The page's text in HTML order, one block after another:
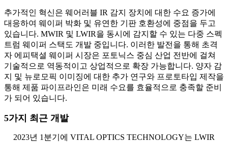
추가적인 혁신은 웨어러블 IR 감지 장치에 대한 수요 증가에
대응하여 웨이퍼 박화 및 유연한 기판 호환성에 중점을 두고
있습니다. MWIR 및 LWIR을 동시에 감지할 수 있는 다중 스펙
트럼 웨이퍼 스택도 개발 중입니다. 이러한 발전을 통해 초격
자 에피택셜 웨이퍼 시장은 포토닉스 중심 산업 전반에 걸쳐
기술적으로 역동적이고 상업적으로 확장 가능합니다. 양자 감
지 및 뉴로모픽 이미징에 대한 추가 연구와 프로토타입 제작을
통해 제품 파이프라인은 미래 수요를 효율적으로 충족할 준비
가 되어 있습니다.
5가지 최근 개발
2023년 1분기에 VITAL OPTICS TECHNOLOGY는 LWIR